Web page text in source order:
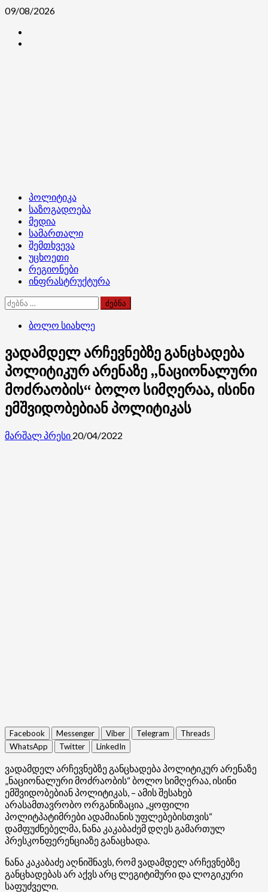
Skip
content
09/08/2026
Primary
Menu
პოლიტიკა
საზოგადოება
მედია
სამართალი
შემთხვევა
უცხოეთი
რეგიონები
ინფრასტრუქტურა
ძებნა:
ბოლო სიახლე
ვადამდელ არჩევნებზე განცხადება
პოლიტიკურ არენაზე „ნაციონალური
მოძრაობის“ ბოლო სიმღერაა, ისინი
ემშვიდობებიან პოლიტიკას
მარშალ პრესი 20/04/2022
Facebook Messenger Viber Telegram
Threads
WhatsApp
Twitter LinkedIn
ვადამდელ არჩევნებზე განცხადება პოლიტიკურ არენაზე
„ნაციონალური მოძრაობის“ ბოლო სიმღერაა, ისინი
ემშვიდობებიან პოლიტიკას, – ამის შესახებ
არასამთავრობო ორგანიზაცია „ყოფილი
პოლიტპატიმრები ადამიანის უფლებებისთვის“
დამფუძნებელმა, ნანა კაკაბაძემ დღეს გამართულ
პრესკონფერენციაზე განაცხადა.
ნანა კაკაბაძე აღნიშნავს, რომ ვადამდელ არჩევნებზე
განცხადებას არ აქვს არც ლეგიტიმური და ლოგიკური
საფუძველი.